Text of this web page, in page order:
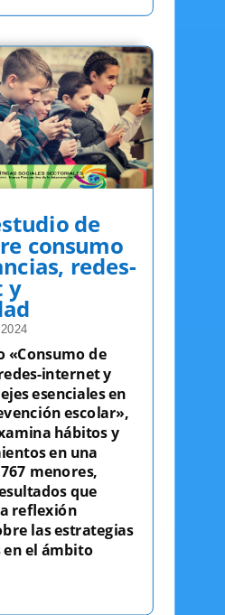
de
consumo
redes-
y
«Consumo de
internet y
esenciales en
escolar»,
hábitos y
en una
menores,
que
reflexión
las estrategias
el ámbito